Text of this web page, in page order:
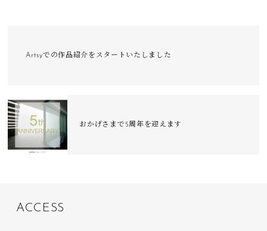
Artsyでの作品紹介をスタートいたしました
おかげさまで5周年を迎えます
ACC ESS